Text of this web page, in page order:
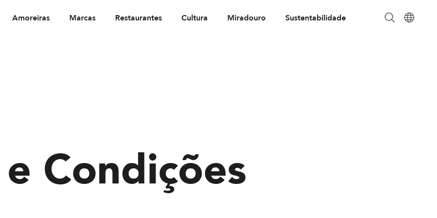
Amoreiras Marcas Restaurantes Cultura Miradouro Sustentabilidade
Condições